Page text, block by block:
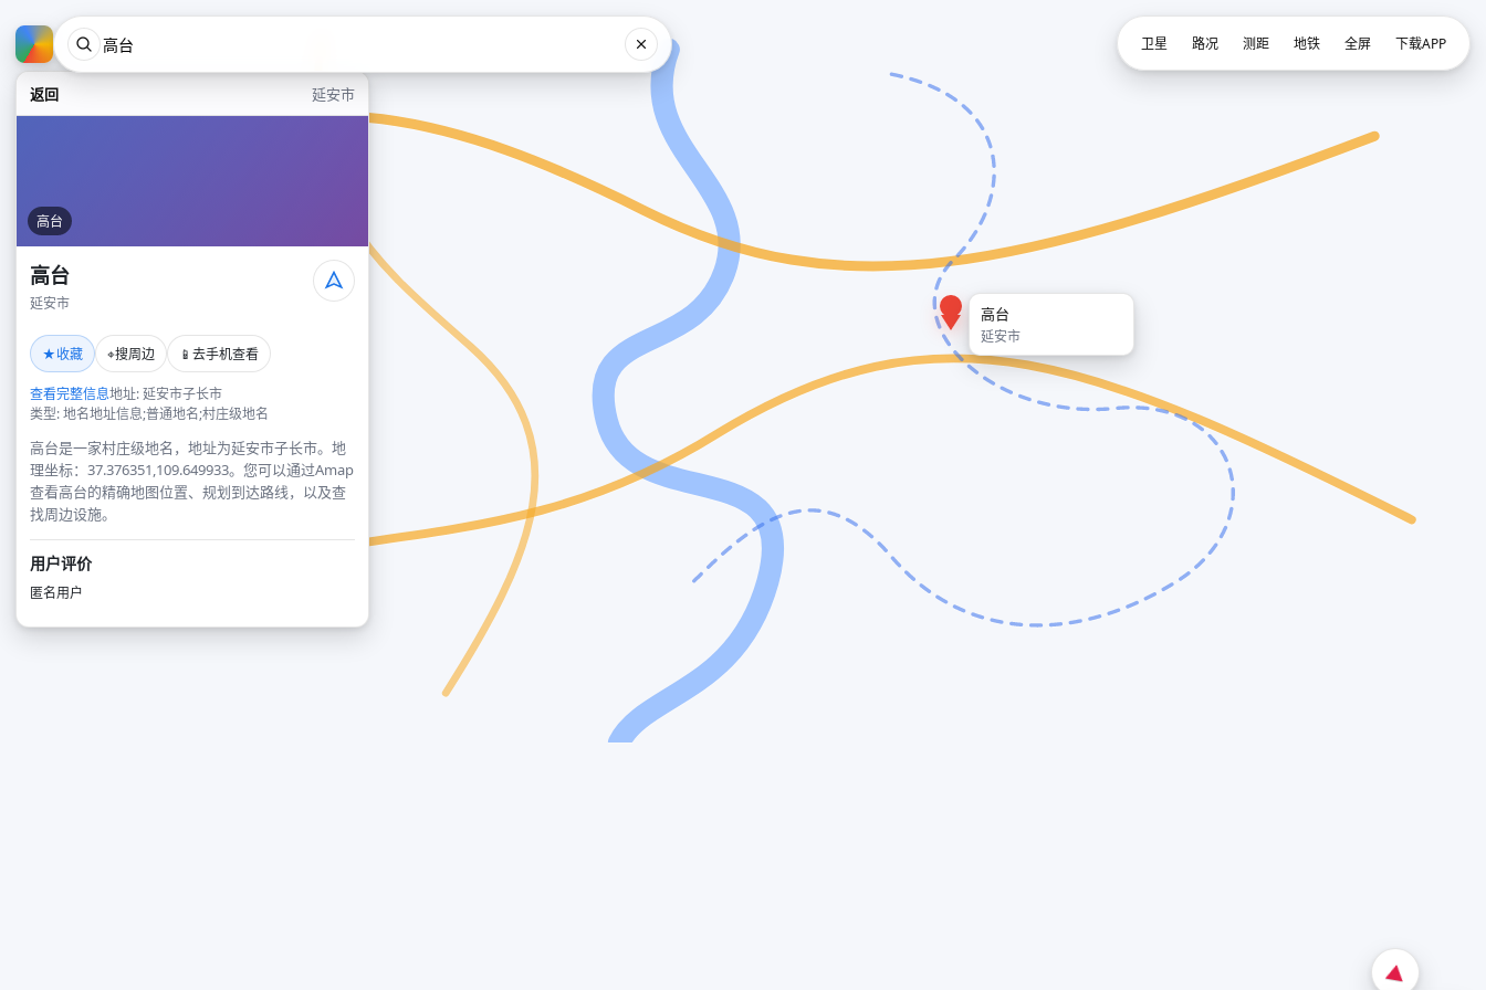
返回 延安市
高台
高台
延安市
★收藏 ⌖搜周边 📱 去手机查看
查看完整信息地址: 延安市子长市
类型: 地名地址信息;普通地名;村庄级地名
高台是一家村庄级地名，地址为延安市子长市。地
理坐标：37.376351,109.649933。您可以通过Amap
查看高台的精确地图位置、规划到达路线，以及查
找周边设施。
用户评价
匿名用户
高台
延安市
卫星 路况 测距 地铁 全屏 下载APP